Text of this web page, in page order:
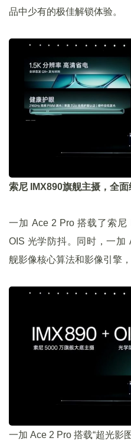
品中少有的极佳解锁体验。
索尼 IMX890旗舰主摄，全
一加 Ace 2 Pro 搭载了索
OIS 光学防抖。同时，一加
舰影像核心算法和影像引擎
一加 Ace 2 Pro 搭载“超光影